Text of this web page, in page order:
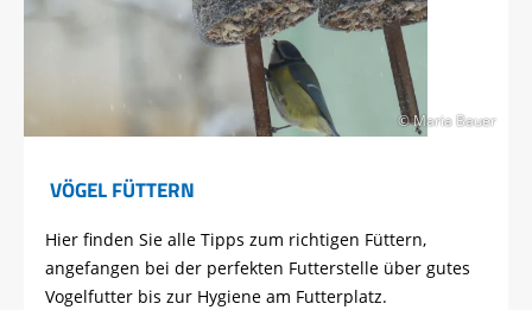
© Maria Bauer
VÖGEL FÜTTERN
Hier finden Sie alle Tipps zum richtigen Füttern,
angefangen bei der perfekten Futterstelle über gutes
Vogelfutter bis zur Hygiene am Futterplatz.